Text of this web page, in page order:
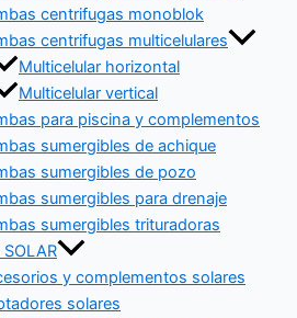
centrifugas monoblok
centrifugas multicelulares
Multicelular horizontal
Multicelular vertical
para piscina y complementos
sumergibles de achique
sumergibles de pozo
sumergibles para drenaje
sumergibles trituradoras
SOLAR
y complementos solares
solares